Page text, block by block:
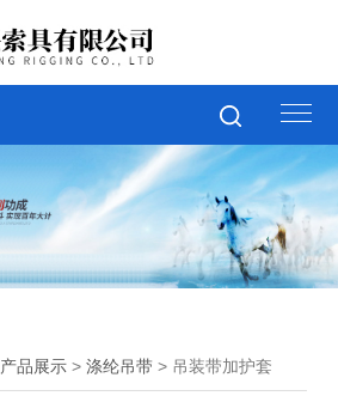
产品展示 >涤纶吊带 > 吊装带加护套